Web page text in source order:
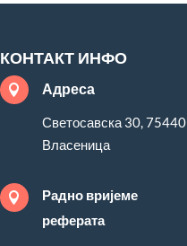
КОНТАКТ ИНФО
 Адреса
Светосавска 30, 75440
Власеница

Радно вријеме
реферата